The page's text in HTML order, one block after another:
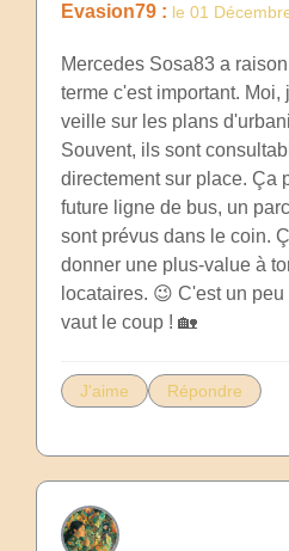
Evasion79 : le 01
Mercedes Sosa83 a
terme c'est important.
veille sur les plans
Souvent, ils sont
directement sur place. Ça
future ligne de bus, un
sont prévus dans le coin.
donner une plus-value à
locataires. 😉 C'est un
vaut le coup ! 🏡
J'aime Répondre